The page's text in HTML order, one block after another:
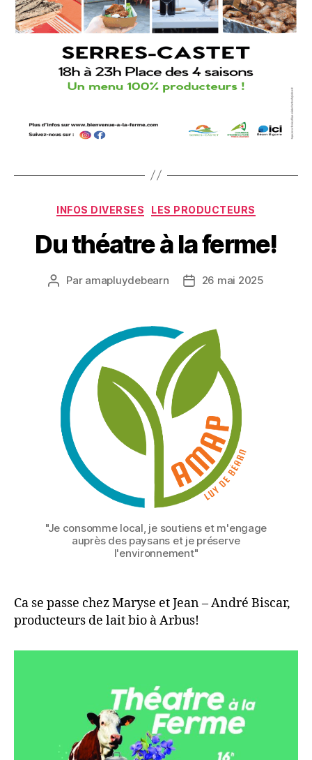
Catégories
INFOS DIVERSES LES PRODUCTEURS
Du théatre à la ferme!
Auteur
Par amapluydebearn
Date26 mai 2025
"Je consomme local, je soutiens et m'engage
auprès des paysans et je préserve
l'environnement"
Ca se passe chez Maryse et Jean – André Biscar,
producteurs de lait bio à Arbus!